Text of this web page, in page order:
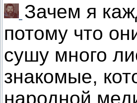
Зачем я
потому что
сушу много
знакомые,
народной